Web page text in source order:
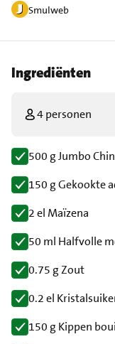
Smulweb
Ingrediënten
4 personen
500 g Jumbo
150 g Gekookte
2 el Maïzena
50 ml Halfvolle
0.75 g Zout
0.2 el
150 g Kippen